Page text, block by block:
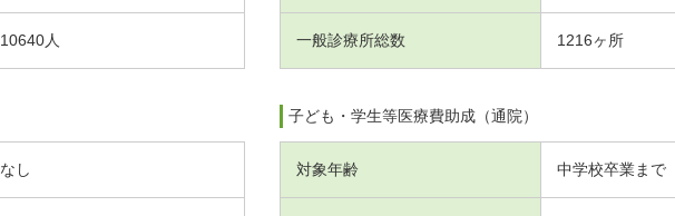
10640人 一般診療所総数 1216ヶ所
なし
子ども・学生等医療費助成（通院）
対象年齢 中学校卒業まで